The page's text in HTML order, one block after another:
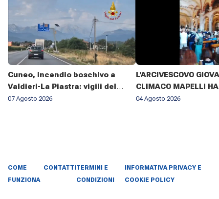
Cuneo, incendio boschivo a
Valdieri-La Piastra: vigili del
fuoco al lavoro da sette giorni
07 Agosto 2026
L'ARCIVESCOVO
CLIMACO MAPELLI HA
PRESENZIATO AL
04 Agosto 2026
COME
FUNZIONA
CONTATTI TERMINI E
CONDIZIONI
INFORMATIVA PRIVACY E
COOKIE POLICY